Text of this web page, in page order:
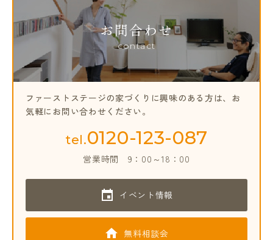
お問合わせ
contact
ファーストステージの家づくりに興味のある方は、 お
気軽にお問い合わせください。
tel.0120-123-087
営業時間 9：00～18：00
イベント情報
無料相談会